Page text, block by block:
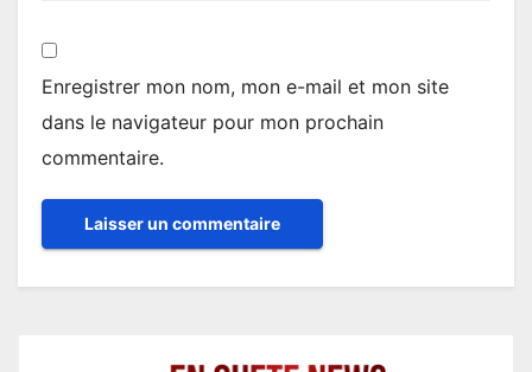
Enregistrer mon nom, mon e-mail et mon site
dans le navigateur pour mon prochain
commentaire.